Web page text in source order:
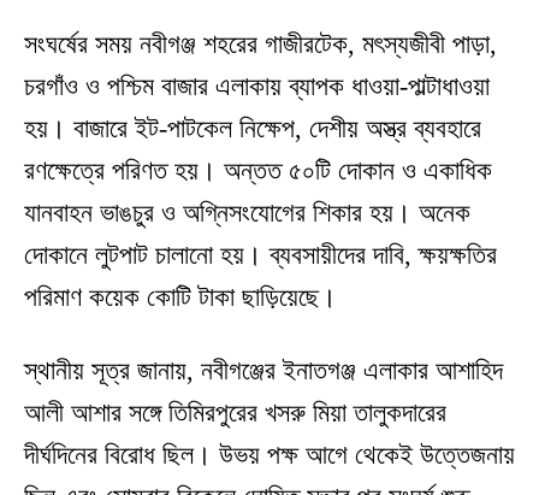
সংঘর্ষের সময় নবীগঞ্জ শহরের গাজীরটেক, মৎস্যজীবী পাড়া,
চরগাঁও ও পশ্চিম বাজার এলাকায় ব্যাপক ধাওয়া-পাল্টাধাওয়া
হয়। বাজারে ইট-পাটকেল নিক্ষেপ, দেশীয় অস্ত্র ব্যবহারে
রণক্ষেত্রে পরিণত হয়। অন্তত ৫০টি দোকান ও একাধিক
যানবাহন ভাঙচুর ও অগ্নিসংযোগের শিকার হয়। অনেক
দোকানে লুটপাট চালানো হয়। ব্যবসায়ীদের দাবি, ক্ষয়ক্ষতির
পরিমাণ কয়েক কোটি টাকা ছাড়িয়েছে।
স্থানীয় সূত্র জানায়, নবীগঞ্জের ইনাতগঞ্জ এলাকার আশাহিদ
আলী আশার সঙ্গে তিমিরপুরের খসরু মিয়া তালুকদারের
দীর্ঘদিনের বিরোধ ছিল। উভয় পক্ষ আগে থেকেই উত্তেজনায়